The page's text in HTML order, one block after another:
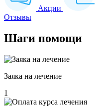
Акции
Отзывы
Шаги помощи
Заяка на лечение
1